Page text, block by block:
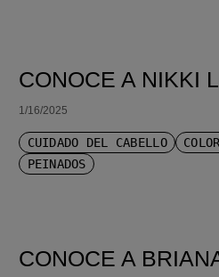
CONOCE A NIKKI
1/16/2025
CUIDADO DEL CABELLO
PEINADOS
CONOCE A